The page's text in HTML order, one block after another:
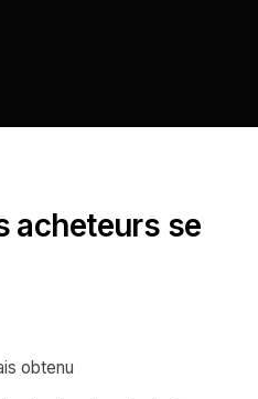
acheteurs se
obtenu